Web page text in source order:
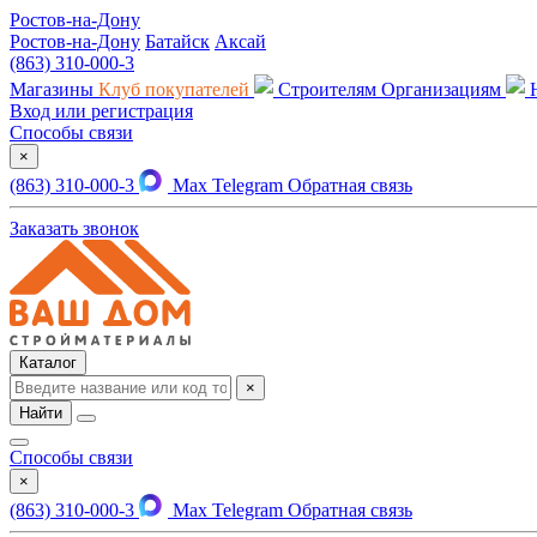
Ростов-на-Дону
Ростов-на-Дону Батайск Аксай
(863) 310-000-3
Магазины Клуб покупателей Строителям Организациям
Вход или регистрация
Способы связи
×
(863) 310-000-3 Max Telegram Обратная связь
Заказать звонок
Каталог
×
Найти
Способы связи
×
(863) 310-000-3 Max Telegram Обратная связь